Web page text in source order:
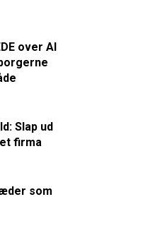
over AI
Slap ud
firma
som